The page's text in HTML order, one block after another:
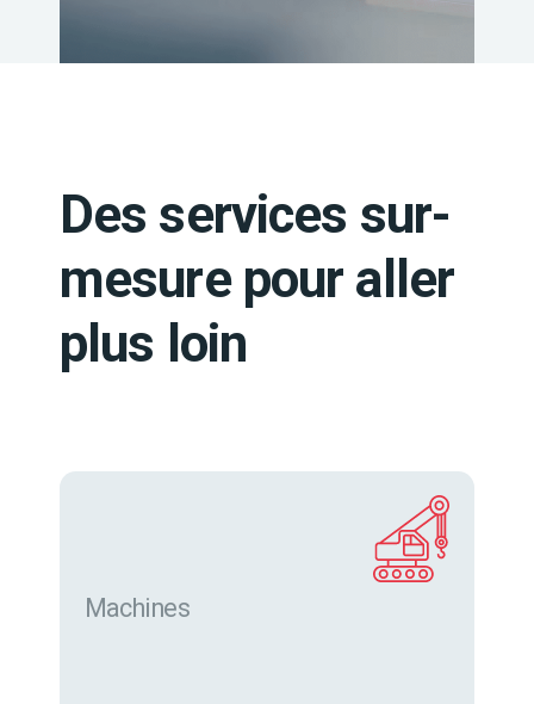
Des services sur-
mesure pour aller
plus loin
Machines